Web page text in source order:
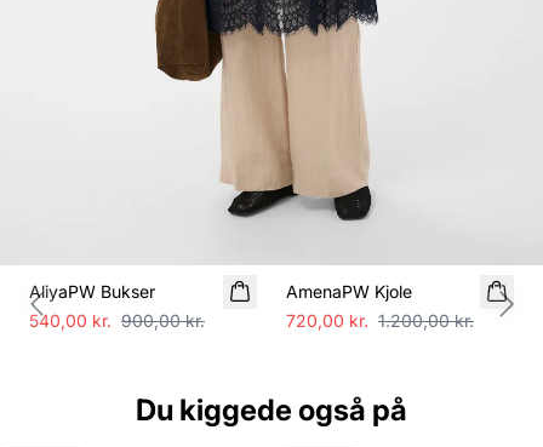
AliyaPW Bukser
540,00 kr. 900,00 kr.
AmenaPW Kjole
720,00 kr. 1.200,00 kr.
Previous slide
Du kiggede også på